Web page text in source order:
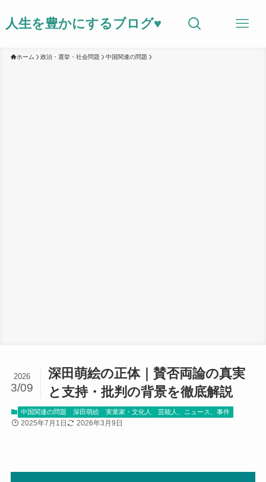
人生を豊かにするブログ♥
ホーム 政治・選挙・社会問題 中国関連の問題
深田萌絵の正体｜賛否両論の真実
と支持・批判の背景を徹底解説
2026
3/09
中国関連の問題 深田萌絵 実業家・文化人 芸能人、ニュース、事件
2025年7月1日 2026年3月9日